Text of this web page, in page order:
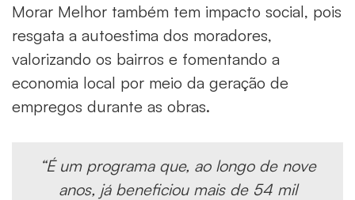
Morar Melhor também tem impacto social, pois
resgata a autoestima dos moradores,
valorizando os bairros e fomentando a
economia local por meio da geração de
empregos durante as obras.
“É um programa que, ao longo de nove
anos, já beneficiou mais de 54 mil